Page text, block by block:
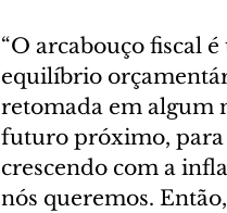
“O arcabouço fiscal
equilíbrio
retomada em algum
futuro próximo, para
crescendo com a
nós queremos.